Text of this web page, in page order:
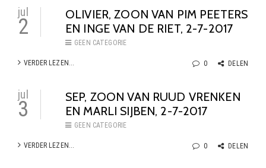
jul
2
OLIVIER, ZOON VAN PIM PEETERS
EN INGE VAN DE RIET, 2-7-2017
GEEN CATEGORIE
VERDER LEZEN... 0 DELEN
jul
3
SEP, ZOON VAN RUUD VRENKEN
EN MARLI SIJBEN, 2-7-2017
GEEN CATEGORIE
VERDER LEZEN... 0 DELEN